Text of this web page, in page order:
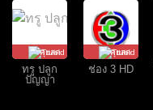
คุยสด
ทรู ปลูก
ปัญญา
คุยสด
ช่อง 3 HD